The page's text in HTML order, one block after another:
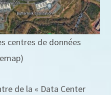
centres de données
de la « Data Center